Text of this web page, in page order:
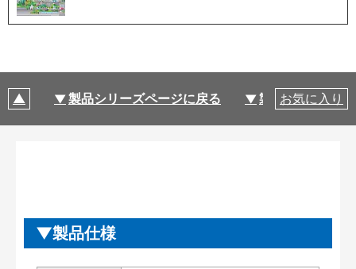
製品シリーズページに戻る 製品仕様
お気に入り
製品仕様